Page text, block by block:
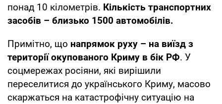
понад 10 кілометрів. Кількість транспортних
засобів – близько 1500 автомобілів.
Примітно, що напрямок руху – на виїзд з
території окупованого Криму в бік РФ. У
соцмережах росіяни, які вирішили
переселитися до українського Криму, масово
скаржаться на катастрофічну ситуацію на